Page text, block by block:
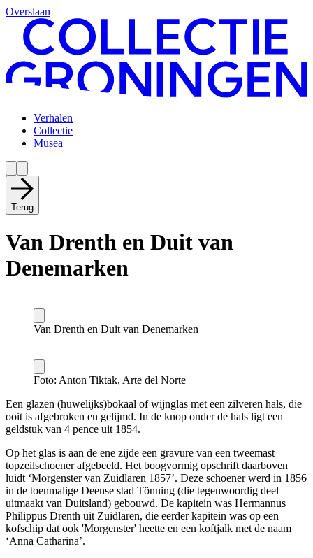
Overslaan
Verhalen
Collectie
Musea
Terug
Van Drenth en Duit van
Denemarken
Van Drenth en Duit van Denemarken
Foto: Anton Tiktak, Arte del Norte
Een glazen (huwelijks)bokaal of wijnglas met een zilveren hals, die
ooit is afgebroken en gelijmd. In de knop onder de hals ligt een
geldstuk van 4 pence uit 1854.
Op het glas is aan de ene zijde een gravure van een tweemast
topzeilschoener afgebeeld. Het boogvormig opschrift daarboven
luidt ‘Morgenster van Zuidlaren 1857’. Deze schoener werd in 1856
in de toenmalige Deense stad Tönning (die tegenwoordig deel
uitmaakt van Duitsland) gebouwd. De kapitein was Hermannus
Philippus Drenth uit Zuidlaren, die eerder kapitein was op een
kofschip dat ook 'Morgenster' heette en een koftjalk met de naam
‘Anna Catharina’.